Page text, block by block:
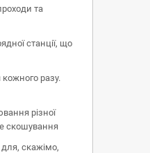
та
станції, що
разу.
різної
скошування
скажімо,